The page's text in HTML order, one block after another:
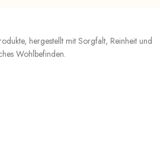
hergestellt mit Sorgfalt, Reinheit und
Wohlbefinden.